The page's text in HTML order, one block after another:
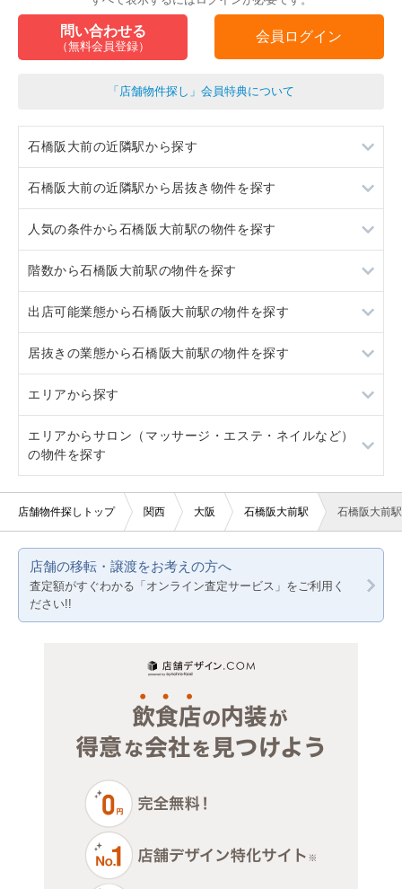
問い合わせる
（無料会員登録）
会員ログイン
「店舗物件探し」会員特典について
石橋阪大前の近隣駅から探す
池田
蛍池
桜井
豊中
石橋阪大前の近隣駅から居抜き物件を探す
池田
蛍池
桜井
豊中
人気の条件から石橋阪大前駅の物件を探す
居抜き
ロードサイド物件
看板取り付け可
10坪以下
20坪以下
賃料10万円以下
賃料20万円以下
階数から石橋阪大前駅の物件を探す
1階
2階
出店可能業態から石橋阪大前駅の物件を探す
重飲食
軽飲食
バー・クラブ
美容室・理容室
サロン（マッサージ・エステ・ネイルなど）
医療・歯科・クリニック
物販・小売
居抜きの業態から石橋阪大前駅の物件を探す
そば・うどん
バー
その他
エリアから探す
大阪
京都
兵庫
エリアからサロン（マッサージ・エステ・ネイルなど）
の物件を探す
大阪
兵庫
店舗物件探しトップ 関西 大阪 石橋阪大前駅 石橋阪大前
店舗の移転・譲渡をお考えの方へ
査定額がすぐわかる「オンライン査定サービス」をご利用く
ださい!!